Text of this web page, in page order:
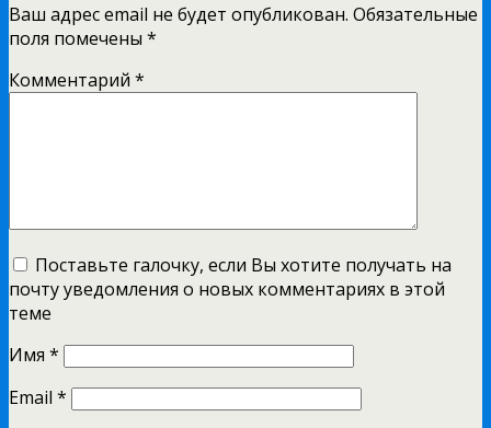
Ваш адрес email не будет опубликован. Обязательные
поля помечены *
Комментарий *
Поставьте галочку, если Вы хотите получать на
почту уведомления о новых комментариях в этой
теме
Имя *
Email *